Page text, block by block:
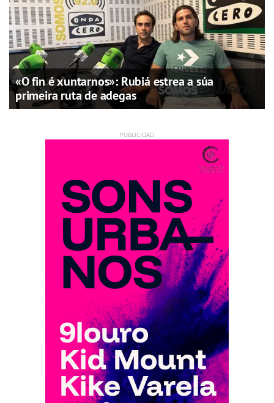
«O fin é xuntarnos»: Rubiá estrea a súa
primeira ruta de adegas